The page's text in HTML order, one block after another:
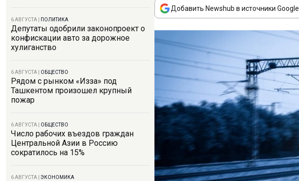
6 АВГУСТА ПОЛИТИКА
Депутаты одобрили законопроект о
конфискации авто за дорожное
хулиганство
6 АВГУСТА ОБЩЕСТВО
Рядом с рынком «Изза» под
Ташкентом произошел крупный
пожар
6 АВГУСТА ОБЩЕСТВО
Число рабочих въездов граждан
Центральной Азии в Россию
сократилось на 15%
6 АВГУСТА ЭКОНОМИКА
Добавить Newshub в источники Google